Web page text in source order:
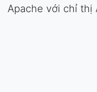
Apache với chỉ thị